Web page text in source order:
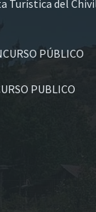
Turística del
PÚBLICO
PUBLICO